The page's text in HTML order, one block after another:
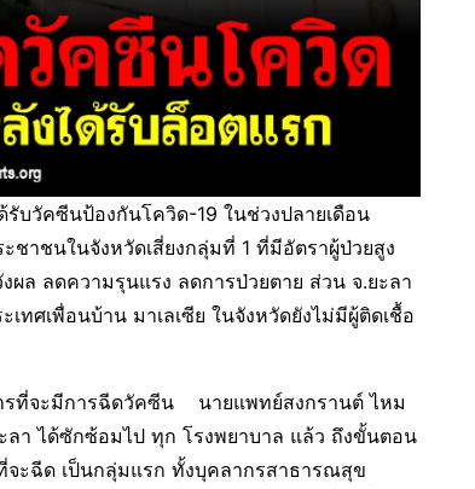
บวัคซีนป้องกันโควิด-19 ในช่วงปลายเดือน
าชนในจังหวัดเสี่ยงกลุ่มที่ 1 ที่มีอัตราผู้ป่วยสูง
ล ลดความรุนแรง ลดการป่วยตาย ส่วน จ.ยะลา
ทศเพื่อนบ้าน มาเลเซีย ในจังหวัดยังไม่มีผู้ติดเชื้อ
รที่จะมีการฉีดวัคซีน นายแพทย์สงกรานต์ ไหม
า ได้ซักซ้อมไป ทุก โรงพยาบาล แล้ว ถึงขั้นตอน
จะฉีด เป็นกลุ่มแรก ทั้งบุคลากรสาธารณสุข